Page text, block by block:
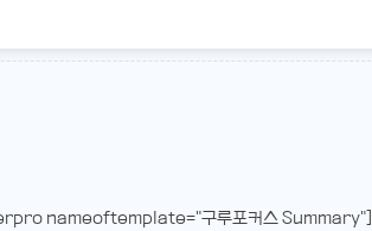
nameoftemplate="구루포커스 Summary"]